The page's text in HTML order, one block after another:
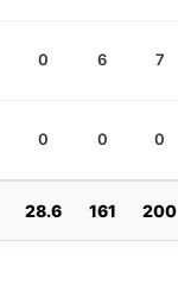
0 6 7
0 0 0
28.6 161 200